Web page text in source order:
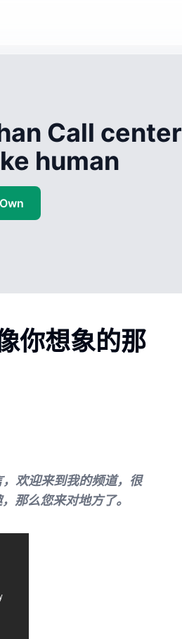
Call center
human
你想象的那
欢迎来到我的频道，很
那么您来对地方了。